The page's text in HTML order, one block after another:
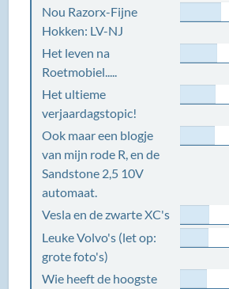
Nou Razorx-Fijne
Hokken: LV-NJ
Het leven na
Roetmobiel.....
Het ultieme
verjaardagstopic!
Ook maar een blogje
van mijn rode R, en de
Sandstone 2,5 10V
automaat.
Vesla en de zwarte XC's
Leuke Volvo's (let op:
grote foto's)
Wie heeft de hoogste